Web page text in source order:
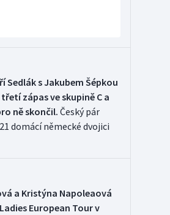
Sedlák s Jakubem Šépkou
zápas ve skupině C a
ně skončil. Český pár
domácí německé dvojici
a Kristýna Napoleaová
European Tour v